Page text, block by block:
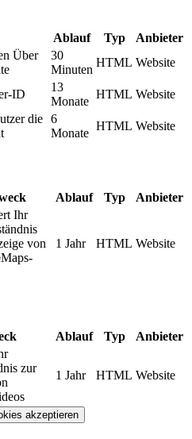
Ablauf Typ
Anbieter
Über
30
Minuten
HTML Website
ID
13
Monate
HTML Website
die 6
Monate
HTML Website
Ablauf Typ Anbieter
Ihr
von
1 Jahr HTML Website
Ablauf Typ Anbieter
zur
1 Jahr HTML Website
akzeptieren